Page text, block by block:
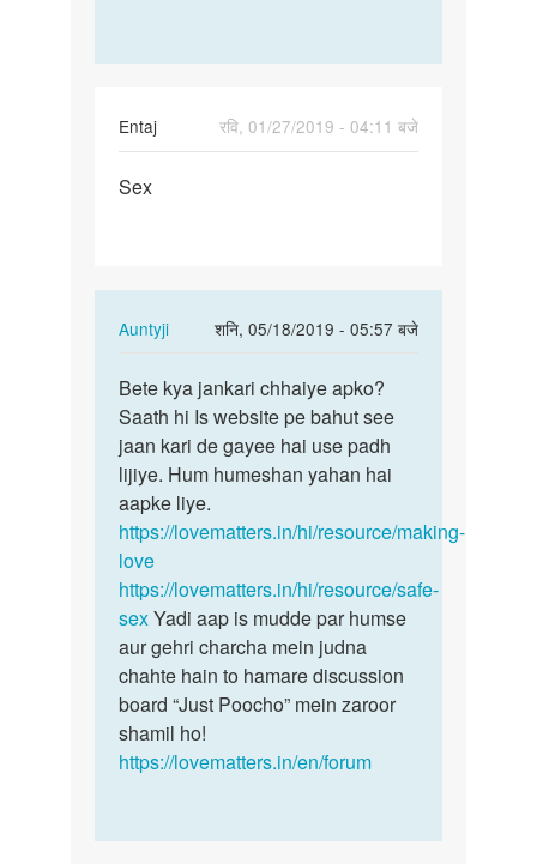
Entaj
रवि, 01/27/2019 - 04:11 बजे
Sex
Sex
Auntyji
शनि, 05/18/2019 - 05:57 बजे
In
to
Sex
by
Entaj
Bete
kya
jankari
chhaiye…
Bete kya jankari chhaiye apko?
Saath hi Is website pe bahut see
jaan kari de gayee hai use padh
lijiye. Hum humeshan yahan hai
aapke liye.
https://lovematters.in/hi/resource/making-
love
https://lovematters.in/hi/resource/safe-
sexYadi aap is mudde par humse
aur gehri charcha mein judna
chahte hain to hamare discussion
board “Just Poocho” mein zaroor
shamil ho!
https://lovematters.in/en/forum